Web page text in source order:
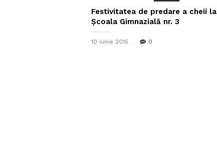
Festivitatea de predare a cheii la
Școala Gimnazială nr. 3
10 iunie 2015 0